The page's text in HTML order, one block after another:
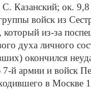
С. Ка­зан­ский; ок.
войск из
из-за
ду­ха лич­но­го
окон­чил­ся
й ар­мии и войск
в Мо­ск­ве